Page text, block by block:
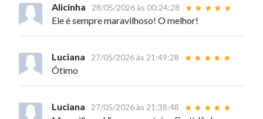
Alicinha 28/05/2026 às 00:24:28
Ele é sempre maravilhoso! O melhor!
Luciana 27/05/2026 às 21:49:28
Ótimo
Luciana 27/05/2026 às 21:38:48